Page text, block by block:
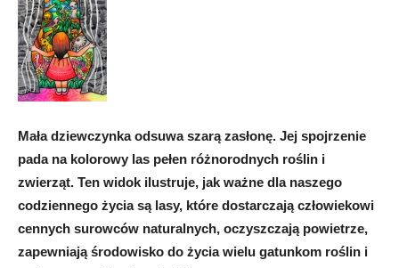
Mała dziewczynka odsuwa szarą zasłonę. Jej spojrzenie
pada na kolorowy las pełen różnorodnych roślin i
zwierząt. Ten widok ilustruje, jak ważne dla naszego
codziennego życia są lasy, które dostarczają człowiekowi
cennych surowców naturalnych, oczyszczają powietrze,
zapewniają środowisko do życia wielu gatunkom roślin i